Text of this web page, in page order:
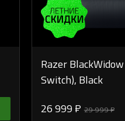
Razer
Switch), Black
26 999 ₽ 29 999 ₽